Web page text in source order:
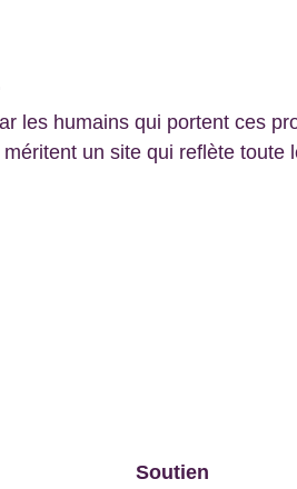
les humains qui portent ces
un site qui reflète toute
Soutien